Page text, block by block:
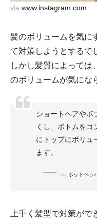
via www.instagram.com
髪のボリュームを気に
て対策しようとするで
しかし髪質によっては
のボリュームが気にな
ショートヘアやボ
くし、ボトムをコ
にトップにボリュ
ます。
via ホットペッ
上手く髪型で対策が